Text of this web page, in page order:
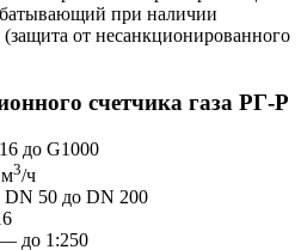
при наличии
от несанкционированного
счетчика газа РГ-Р
до G1000
м3/ч
DN 50 до DN 200
до 1:250